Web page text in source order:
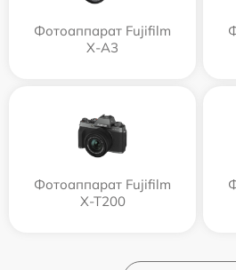
Фотоаппарат Fujifilm
X-A3
Фотоаппарат Fujifilm
X-T200